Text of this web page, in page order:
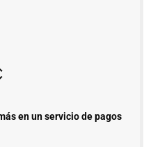
en un servicio de pagos